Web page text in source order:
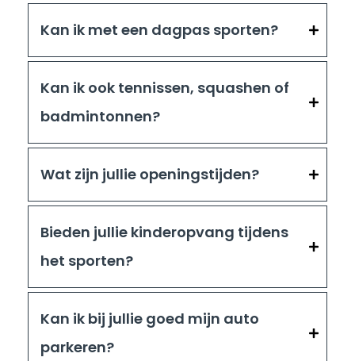
Kan ik met een dagpas sporten?
Kan ik ook tennissen, squashen of
badmintonnen?
Wat zijn jullie openingstijden?
Bieden jullie kinderopvang tijdens
het sporten?
Kan ik bij jullie goed mijn auto
parkeren?